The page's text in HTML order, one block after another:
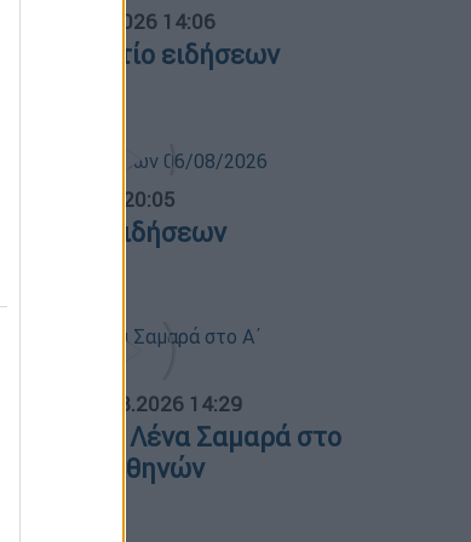
07.08.2026 14:06
δελτίο ειδήσεων
06.08.2026 20:05
δελτίο ειδήσεων
07.08.2026 14:29
για τη Λένα Σαμαρά στο
Αθηνών